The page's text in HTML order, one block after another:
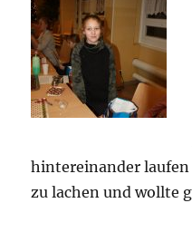
hintereinander
zu lachen und wollte